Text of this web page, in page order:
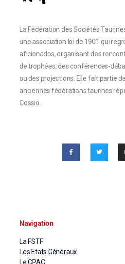
La Fédération des Sociétés
une association loi de 1901 qui
aficionados, organisant des
de trophées, des conférences-
ou des projections. Elle fait partie
anciennes fédérations taurines
Cossio.
Navigation
La FSTF
Les Etats Généraux
Le CPAC